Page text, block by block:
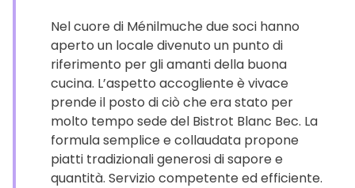
Nel cuore di Ménilmuche due soci hanno
aperto un locale divenuto un punto di
riferimento per gli amanti della buona
cucina. L’aspetto accogliente è vivace
prende il posto di ciò che era stato per
molto tempo sede del Bistrot Blanc Bec. La
formula semplice e collaudata propone
piatti tradizionali generosi di sapore e
quantità. Servizio competente ed efficiente.